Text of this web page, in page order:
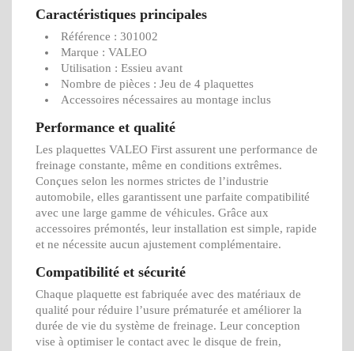
Caractéristiques principales
Référence : 301002
Marque : VALEO
Utilisation : Essieu avant
Nombre de pièces : Jeu de 4 plaquettes
Accessoires nécessaires au montage inclus
Performance et qualité
Les plaquettes VALEO First assurent une performance de
freinage constante, même en conditions extrêmes.
Conçues selon les normes strictes de l’industrie
automobile, elles garantissent une parfaite compatibilité
avec une large gamme de véhicules. Grâce aux
accessoires prémontés, leur installation est simple, rapide
et ne nécessite aucun ajustement complémentaire.
Compatibilité et sécurité
Chaque plaquette est fabriquée avec des matériaux de
qualité pour réduire l’usure prématurée et améliorer la
durée de vie du système de freinage. Leur conception
vise à optimiser le contact avec le disque de frein,